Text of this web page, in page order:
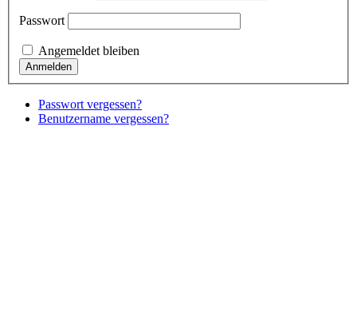
Passwort
Angemeldet bleiben
Passwort vergessen?
Benutzername vergessen?